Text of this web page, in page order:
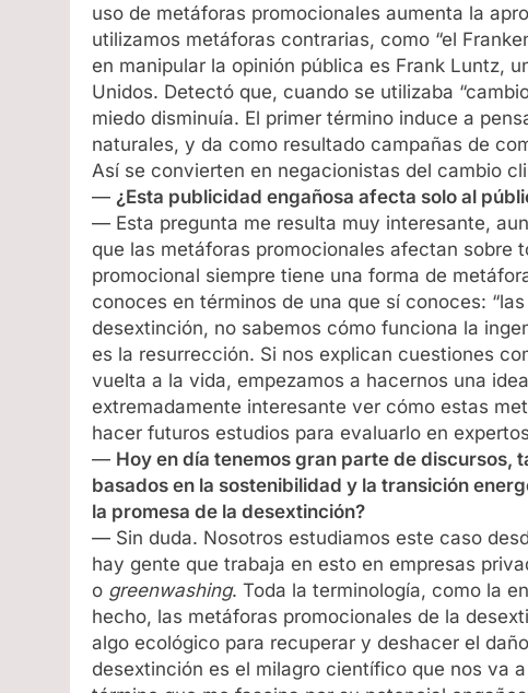
uso de metáforas promocionales aumenta la
utilizamos metáforas contrarias, como “el
en manipular la opinión pública es Frank Luntz,
Unidos. Detectó que, cuando se utilizaba
miedo disminuía. El primer término induce a
naturales, y da como resultado campañas de
Así se convierten en negacionistas del cambio
— ¿Esta publicidad engañosa afecta solo al
— Esta pregunta me resulta muy interesante,
que las metáforas promocionales afectan sobre
promocional siempre tiene una forma de
conoces en términos de una que sí conoces:
desextinción, no sabemos cómo funciona la
es la resurrección. Si nos explican cuestiones
vuelta a la vida, empezamos a hacernos una
extremadamente interesante ver cómo estas
hacer futuros estudios para evaluarlo en
— Hoy en día tenemos gran parte de
basados en la sostenibilidad y la transición
la promesa de la desextinción?
— Sin duda. Nosotros estudiamos este caso
hay gente que trabaja en esto en empresas
o greenwashing. Toda la terminología, como la
hecho, las metáforas promocionales de la
algo ecológico para recuperar y deshacer el
desextinción es el milagro científico que nos va